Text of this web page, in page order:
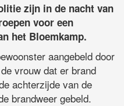
zijn in de nacht van
voor een
het Bloemkamp.
aangebeld door
vrouw dat er brand
achterzijde van de
brandweer gebeld.